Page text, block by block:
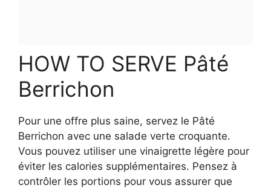
HOW TO SERVE Pâté
Berrichon
Pour une offre plus saine, servez le Pâté
Berrichon avec une salade verte croquante.
Vous pouvez utiliser une vinaigrette légère pour
éviter les calories supplémentaires. Pensez à
contrôler les portions pour vous assurer que